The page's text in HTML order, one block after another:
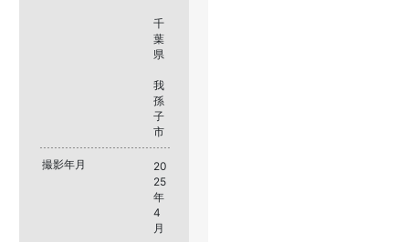
千
葉
県
我
孫
子
市
撮影年月
20
25
年
4
月